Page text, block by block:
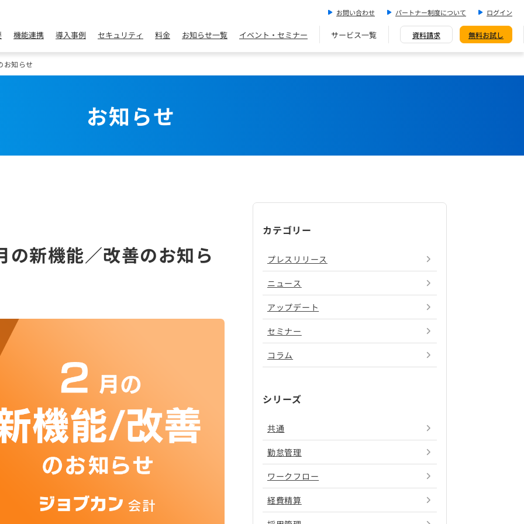
お問い合わせ パートナー制度について ログイン
機能連携 導入事例 セキュリティ 料金 お知らせ一覧 イベント・セミナー サービス一覧 資料請求 無料お試し
お知らせ
お知らせ
新機能／改善のお知ら
カテゴリー
プレスリリース
ニュース
アップデート
セミナー
コラム
シリーズ
共通
勤怠管理
ワークフロー
経費精算